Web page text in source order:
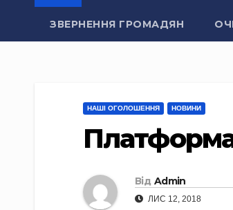
ЗВЕРНЕННЯ ГРОМАДЯН
НАШІ ОГОЛОШЕННЯ НОВИНИ
Від Admin
ЛИС 12, 2018